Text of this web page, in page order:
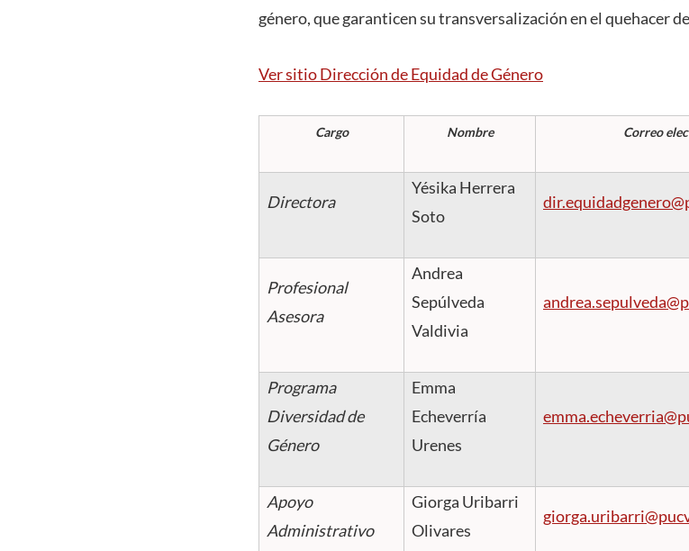
género, que garanticen su transversalización en el quehacer
Ver sitio Dirección de Equidad de Género
Cargo Nombre Correo
Directora
Yésika Herrera
Soto
Profesional
Asesora
Andrea
Sepúlveda
Valdivia
Programa
Diversidad de
Género
Emma
Echeverría
Urenes
Apoyo
Administrativo
Giorga Uribarri
Olivares